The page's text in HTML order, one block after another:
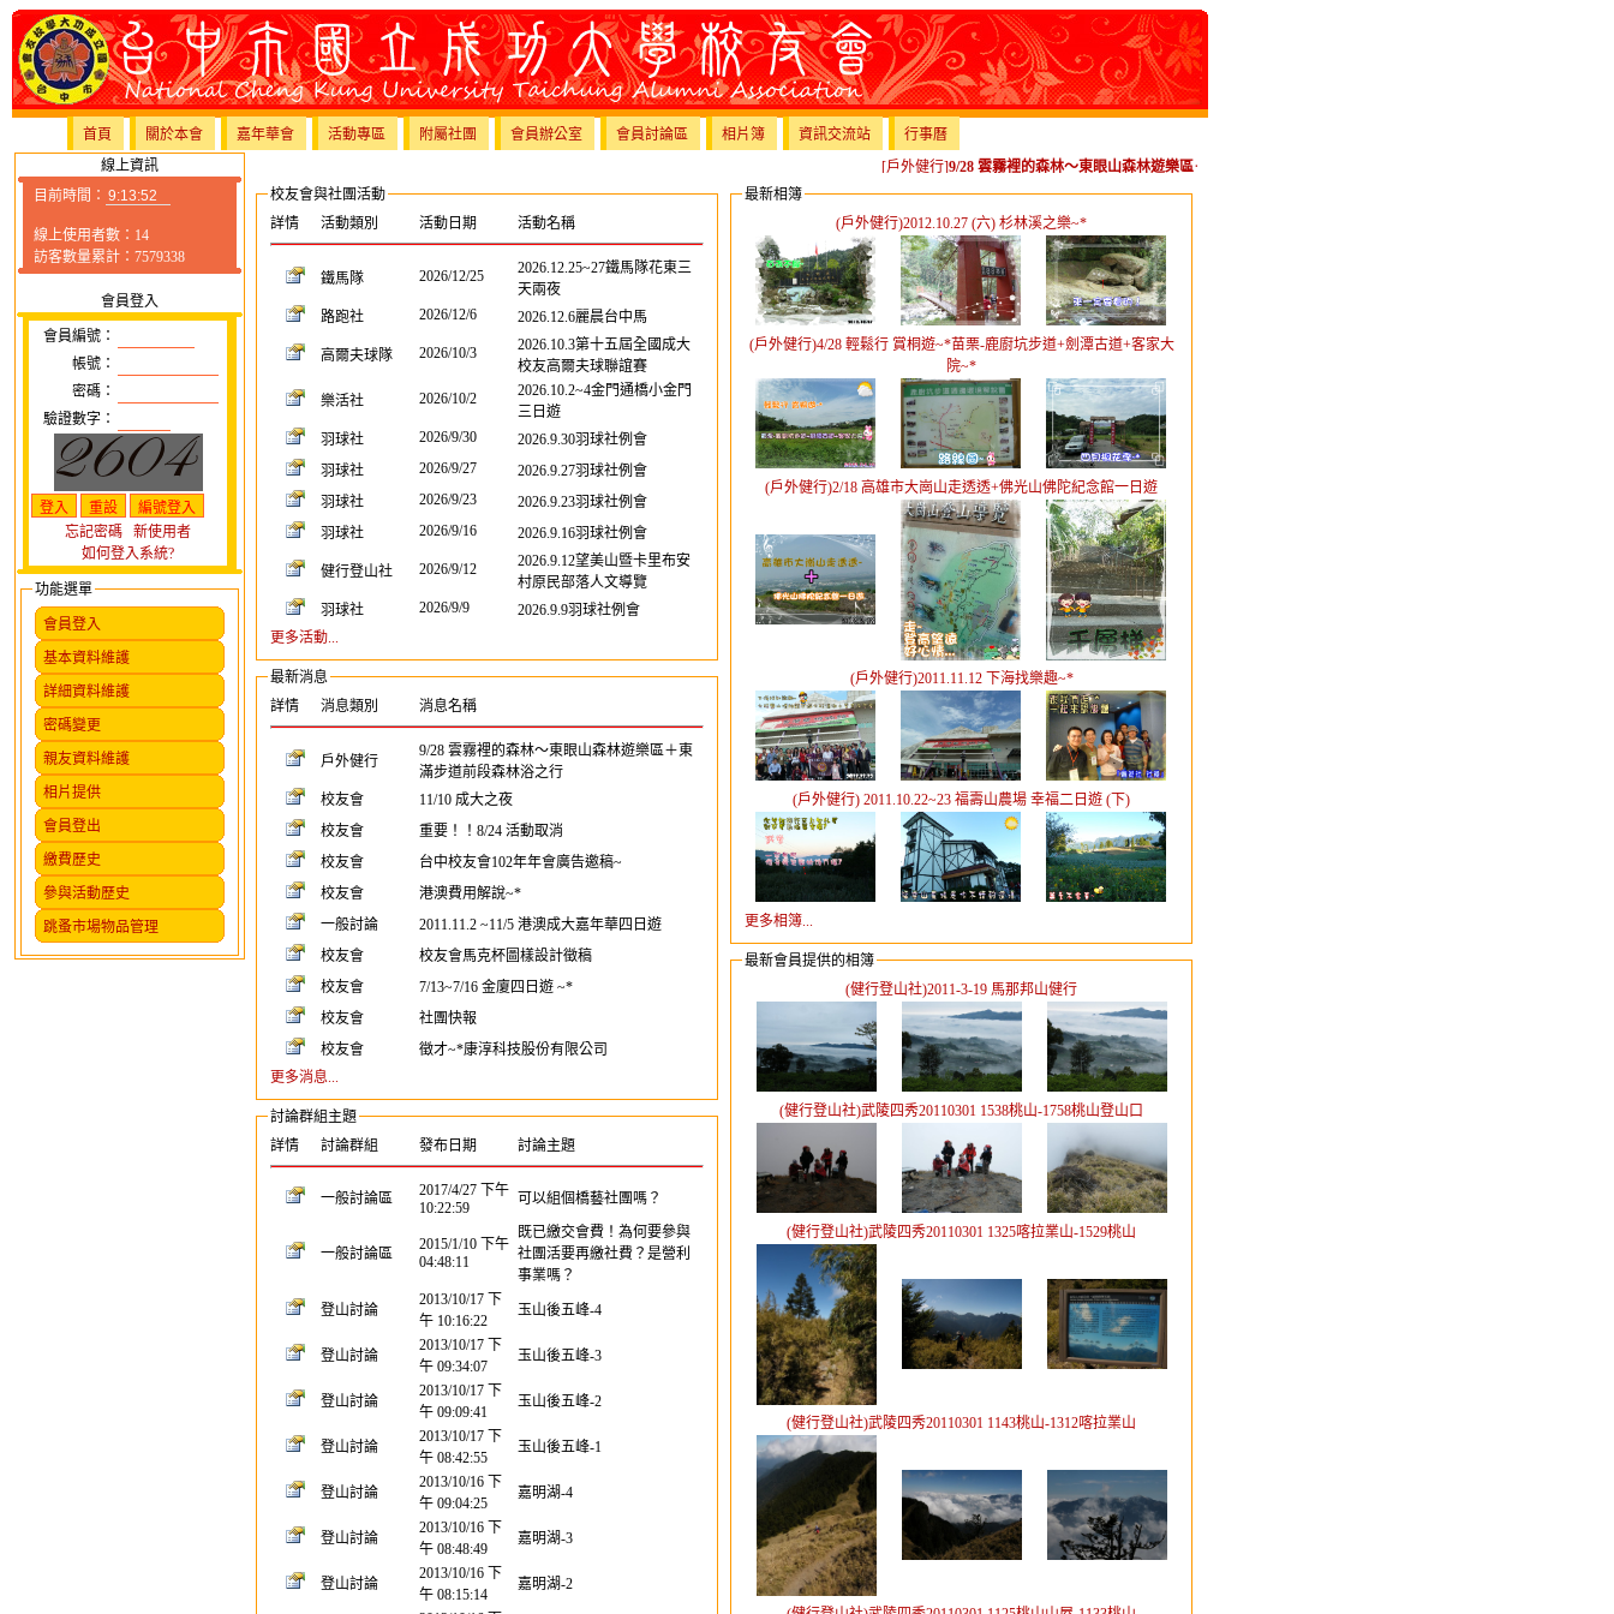
首頁 關於本會 嘉年華會 活動專區 附屬社團 會員辦公室 會員討論區 相片簿 資訊交流站
行事曆
線上資訊
目前時間：
線上使用者數：14
訪客數量累計：7579338
會員登入
會員編號：
帳號：
密碼：
驗證數字：
忘記密碼
新使用者
如何登入系統?
功能選單
會員登入
基本資料維護
詳細資料維護
密碼變更
親友資料維護
相片提供
會員登出
繳費歷史
參與活動歷史
跳蚤市場物品管理
[戶外健行]9/28 雲霧裡的森林～東眼山森林遊樂區＋東滿步道前段森林浴之行
校友會與社團活動
詳情
活動類別 活動日期 活動名稱
鐵馬隊 2026/12/25
2026.12.25~27鐵馬隊花東三
天兩夜
路跑社
2026/12/6 2026.12.6麗晨台中馬
高爾夫球隊 2026/10/3
2026.10.3第十五屆全國成大
校友高爾夫球聯誼賽
樂活社 2026/10/2
2026.10.2~4金門通橋小金門
三日遊
羽球社
2026/9/30
2026.9.30羽球社例會
羽球社
2026/9/27
2026.9.27羽球社例會
羽球社
2026/9/23
2026.9.23羽球社例會
羽球社
2026/9/16 2026.9.16羽球社例會
健行登山社 2026/9/12
2026.9.12望美山暨卡里布安
村原民部落人文導覽
羽球社
2026/9/9
2026.9.9羽球社例會
更多活動...
最新消息
詳情
消息類別 消息名稱
戶外健行
9/28 雲霧裡的森林～東眼山森林遊樂區＋東
滿步道前段森林浴之行
校友會
11/10 成大之夜
校友會
重要！！8/24 活動取消
校友會
台中校友會102年年會廣告邀稿~
校友會
港澳費用解說~*
一般討論
2011.11.2 ~11/5 港澳成大嘉年華四日遊
校友會
校友會馬克杯圖樣設計徵稿
校友會
7/13~7/16 金廈四日遊 ~*
校友會
社團快報
校友會
徵才~*康淳科技股份有限公司
更多消息...
討論群組主題
詳情
討論群組 發布日期 討論主題
一般討論區
2017/4/27 下午
10:22:59
可以組個橋藝社團嗎？
一般討論區
2015/1/10 下午
04:48:11
既已繳交會費！為何要參與
社團活要再繳社費？是營利
事業嗎？
登山討論
2013/10/17 下
午 10:16:22
玉山後五峰-4
登山討論
2013/10/17 下
午 09:34:07
玉山後五峰-3
登山討論
2013/10/17 下
午 09:09:41
玉山後五峰-2
登山討論
2013/10/17 下
午 08:42:55
玉山後五峰-1
登山討論
2013/10/16 下
午 09:04:25
嘉明湖-4
登山討論
2013/10/16 下
午 08:48:49
嘉明湖-3
登山討論
2013/10/16 下
午 08:15:14
嘉明湖-2
最新相簿
(戶外健行)2012.10.27 (六) 杉林溪之樂~*
(戶外健行)4/28 輕鬆行 賞桐遊~*苗栗-鹿廚坑步道+劍潭古道+客家大
院~*
(戶外健行)2/18 高雄市大崗山走透透+佛光山佛陀紀念館一日遊
(戶外健行)2011.11.12 下海找樂趣~*
(戶外健行) 2011.10.22~23 福壽山農場 幸福二日遊 (下)
更多相簿...
最新會員提供的相簿
(健行登山社)2011-3-19 馬那邦山健行
(健行登山社)武陵四秀20110301 1538桃山-1758桃山登山口
(健行登山社)武陵四秀20110301 1325喀拉業山-1529桃山
(健行登山社)武陵四秀20110301 1143桃山-1312喀拉業山